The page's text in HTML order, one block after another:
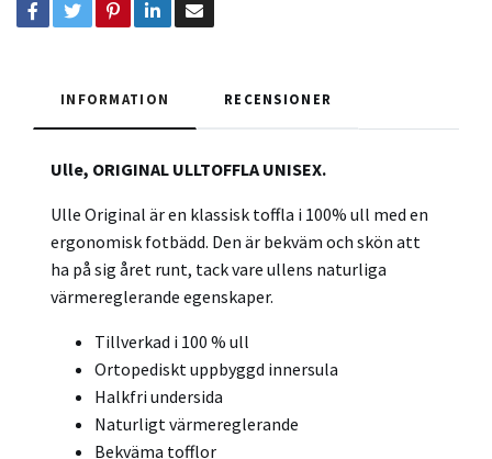
INFORMATION RECENSIONER
Ulle, ORIGINAL ULLTOFFLA UNISEX.
Ulle Original är en klassisk toffla i 100% ull med en
ergonomisk fotbädd. Den är bekväm och skön att
ha på sig året runt, tack vare ullens naturliga
värmereglerande egenskaper.
Tillverkad i 100 % ull
Ortopediskt uppbyggd innersula
Halkfri undersida
Naturligt värmereglerande
Bekväma tofflor